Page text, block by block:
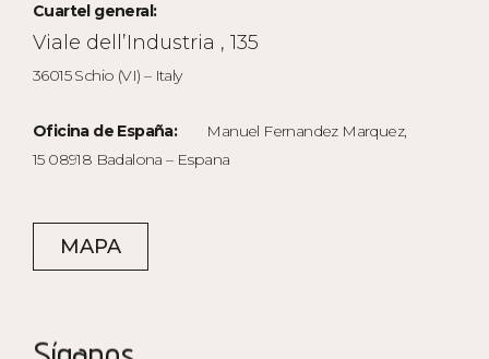
Cuartel general:
Viale dell’Industria , 135
36015 Schio (VI) – Italy
Oficina de España:Manuel Fernandez Marquez,
15 08918 Badalona – Espana
MAPA